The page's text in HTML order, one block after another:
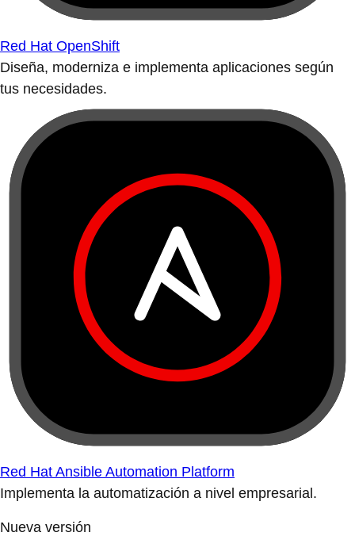
Red Hat OpenShift
Diseña, moderniza e implementa aplicaciones según
tus necesidades.
Red Hat Ansible Automation Platform
Implementa la automatización a nivel empresarial.
Nueva versión